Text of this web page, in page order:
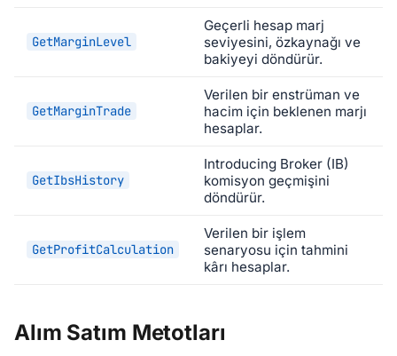
GetMarginLevel
Geçerli hesap marj
seviyesini, özkaynağı ve
bakiyeyi döndürür.
GetMarginTrade
Verilen bir enstrüman ve
hacim için beklenen marjı
hesaplar.
GetIbsHistory
Introducing Broker (IB)
komisyon geçmişini
döndürür.
GetProfitCalculation
Verilen bir işlem
senaryosu için tahmini
kârı hesaplar.
Alım Satım Metotları